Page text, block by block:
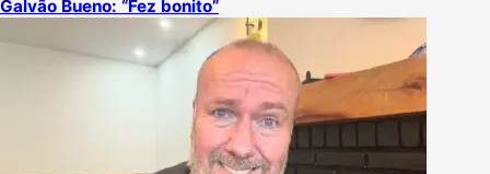
Galvão Bueno: “Fez bonito”